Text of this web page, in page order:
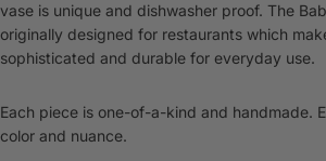
vase is unique and dishwasher proof. The
originally designed for restaurants which
sophisticated and durable for everyday use.
Each piece is one-of-a-kind and handmade.
color and nuance.